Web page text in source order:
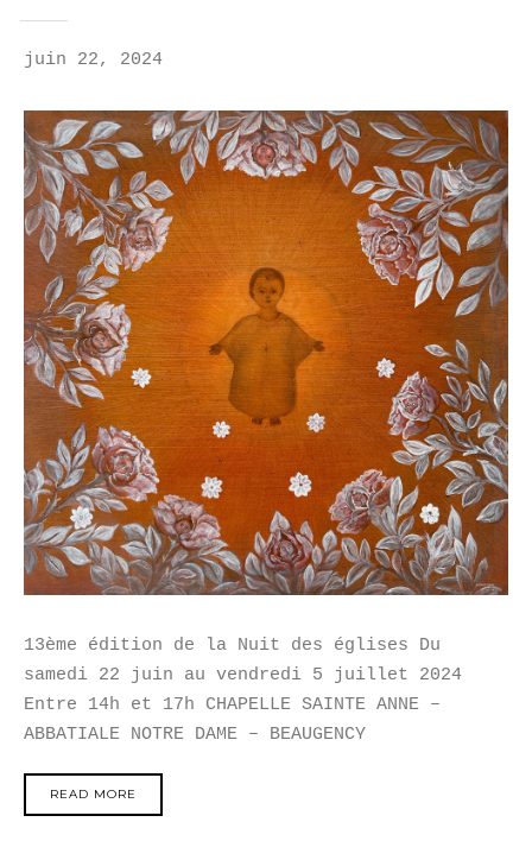
juin 22, 2024
13ème édition de la Nuit des églises Du
samedi 22 juin au vendredi 5 juillet 2024
Entre 14h et 17h CHAPELLE SAINTE ANNE –
ABBATIALE NOTRE DAME – BEAUGENCY
READ MORE